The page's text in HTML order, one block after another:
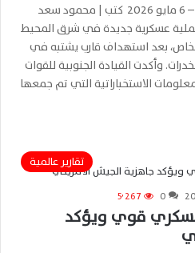
الوطن اليوم – اخبار العالم اليوم – 6 مايو 2026 كتب | محمود سعد
عسكرية جديدة في شرق المحيط
بعد استهداف قارب يشتبه في
وأكدت القيادة الجنوبية للقوات
الاستخباراتية التي تم جمعها
تقارير عالمية
0 5٬267
عسكري قوي ويؤكد